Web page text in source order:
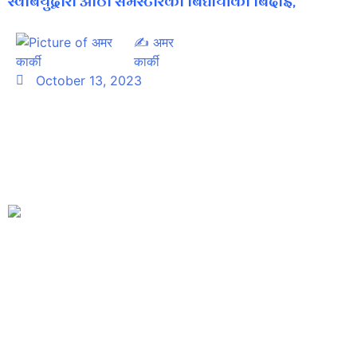
✍ अमर
कार्की
October 13, 2023